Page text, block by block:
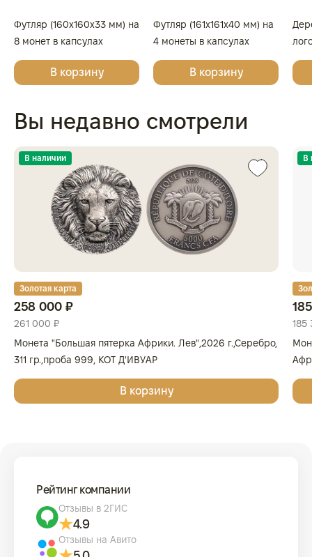
Футляр (160x160x33 мм) на
8 монет в капсулах
(диаметр 46 мм), светло-
бордовыйВ корзину
Футляр (161x161x40 мм) на
4 монеты в капсулах
(диаметр 46 мм), светло-
бордовыйВ корзину
Вы недавно смотрели
В наличии
Золотая карта
258 000 ₽
261 000 ₽
Монета "Большая пятерка Африки. Лев",2026 г.,Серебро,
311 гр.,проба 999, КОТ Д'ИВУАР
В корзину
В
185
Рейтинг компании
Отзывы в 2ГИС
4.9
Отзывы на Авито